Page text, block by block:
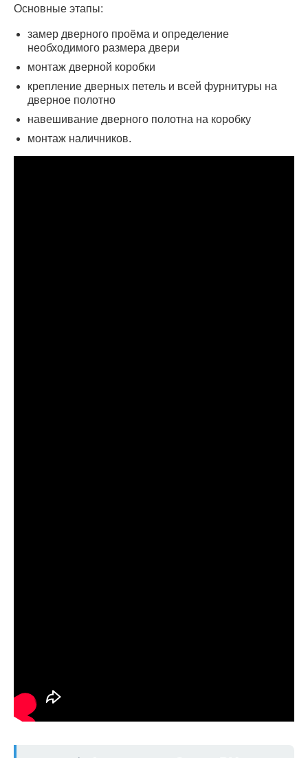
Основные этапы:
замер дверного проёма и определение
необходимого размера двери
монтаж дверной коробки
крепление дверных петель и всей фурнитуры на
дверное полотно
навешивание дверного полотна на коробку
монтаж наличников.